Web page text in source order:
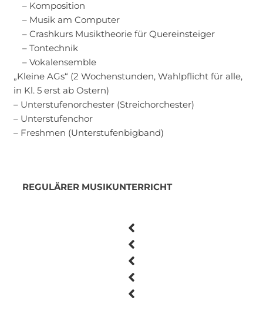
– Komposition
– Musik am Computer
– Crashkurs Musiktheorie für Quereinsteiger
– Tontechnik
– Vokalensemble
„Kleine AGs“ (2 Wochenstunden, Wahlpflicht für alle,
in Kl. 5 erst ab Ostern)
– Unterstufenorchester (Streichorchester)
– Unterstufenchor
– Freshmen (Unterstufenbigband)
REGULÄRER MUSIKUNTERRICHT